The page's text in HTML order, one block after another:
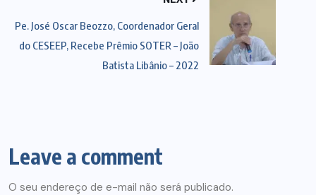
Pe. José Oscar Beozzo, Coordenador Geral
do CESEEP, Recebe Prêmio SOTER – João
Batista Libânio – 2022
Leave a comment
O seu endereço de e-mail não será publicado.